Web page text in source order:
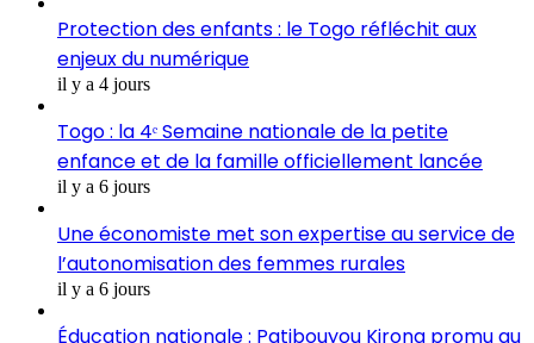
Protection des enfants : le Togo réfléchit aux
enjeux du numérique
il y a 4 jours
Togo : la 4ᵉ Semaine nationale de la petite
enfance et de la famille officiellement lancée
il y a 6 jours
Une économiste met son expertise au service de
l’autonomisation des femmes rurales
il y a 6 jours
Éducation nationale : Patibouyou Kirong promu au